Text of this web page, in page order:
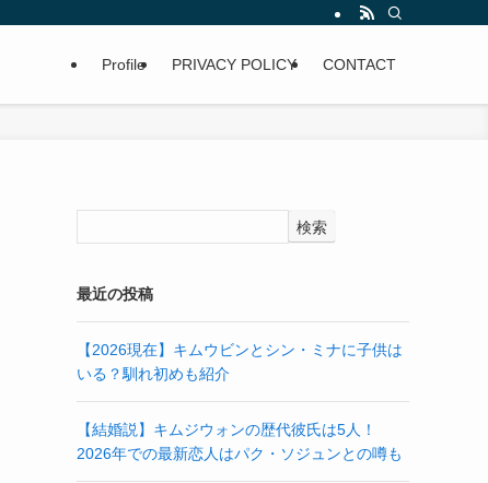
Profile PRIVACY POLICY CONTACT
検索
最近の投稿
【2026現在】キムウビンとシン・ミナに子供は
いる？馴れ初めも紹介
【結婚説】キムジウォンの歴代彼氏は5人！
2026年での最新恋人はパク・ソジュンとの噂も